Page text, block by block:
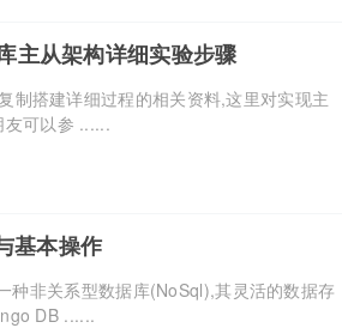
主从架构详细实验步骤
制搭建详细过程的相关资料,这里对实现主
友可以参 ......
基本操作
非关系型数据库(NoSql),其灵活的数据存
DB ......